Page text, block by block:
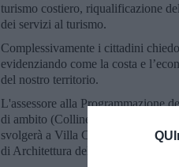
turismo costiero, riqualificazione
dei servizi al turismo.
Complessivamente i cittadini
evidenziando come la costa e
del nostro territorio.
L'assessore alla Programmazione
di ambito (Colline, Costa Nord e
svolgerà a Villa Celestina giovedì
di Architettura dell’Università di